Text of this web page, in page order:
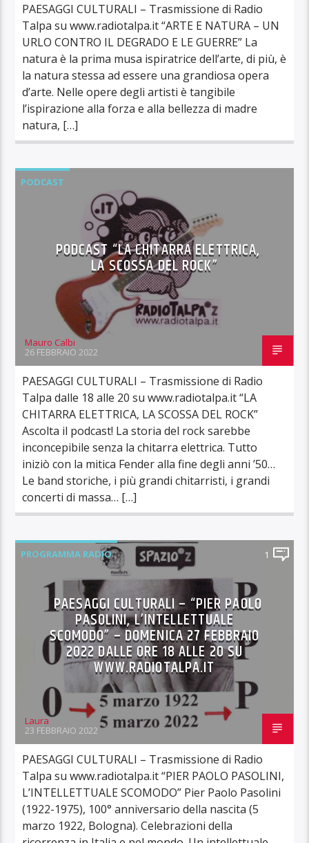
PAESAGGI CULTURALI – Trasmissione di Radio
Talpa su www.radiotalpa.it “ARTE E NATURA – UN
URLO CONTRO IL DEGRADO E LE GUERRE” La
natura è la prima musa ispiratrice dell’arte, di più, è
la natura stessa ad essere una grandiosa opera
d’arte. Nelle opere degli artisti è tangibile
l’ispirazione alla forza e alla bellezza di madre
natura, […]
PODCAST
PODCAST “LA CHITARRA ELETTRICA,
LA SCOSSA DEL ROCK”
Mauro Calbi
26 FEBBRAIO 2022
PAESAGGI CULTURALI – Trasmissione di Radio
Talpa dalle 18 alle 20 su www.radiotalpa.it “LA
CHITARRA ELETTRICA, LA SCOSSA DEL ROCK”
Ascolta il podcast! La storia del rock sarebbe
inconcepibile senza la chitarra elettrica. Tutto
iniziò con la mitica Fender alla fine degli anni ’50…
Le band storiche, i più grandi chitarristi, i grandi
concerti di massa… […]
PROGRAMMA RADIO 1
PAESAGGI CULTURALI – “PIER PAOLO
PASOLINI, L’INTELLETTUALE
SCOMODO” – DOMENICA 27 FEBBRAIO
2022 DALLE ORE 18 ALLE 20 SU
WWW.RADIOTALPA.IT
Laura
23 FEBBRAIO 2022
PAESAGGI CULTURALI – Trasmissione di Radio
Talpa su www.radiotalpa.it “PIER PAOLO PASOLINI,
L’INTELLETTUALE SCOMODO” Pier Paolo Pasolini
(1922-1975), 100° anniversario della nascita (5
marzo 1922, Bologna). Celebrazioni della